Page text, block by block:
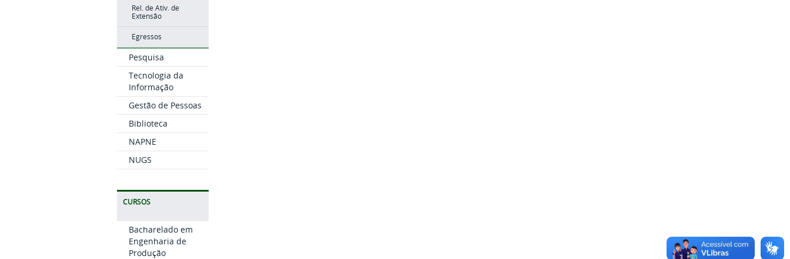
Rel. de Ativ. de
Extensão
Egressos
Pesquisa
Tecnologia da
Informação
Gestão de Pessoas
Biblioteca
NAPNE
NUGS
CURSOS
Bacharelado em
Engenharia de
Produção